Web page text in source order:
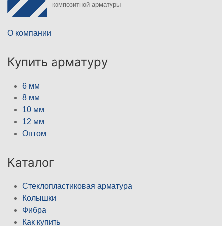
композитной арматуры
О компании
Купить арматуру
6 мм
8 мм
10 мм
12 мм
Оптом
Каталог
Стеклопластиковая арматура
Колышки
Фибра
Как купить